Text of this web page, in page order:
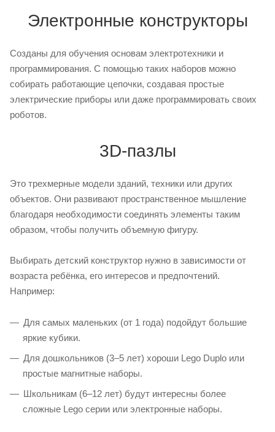
Электронные конструкторы
Созданы для обучения основам электротехники и
программирования. С помощью таких наборов можно
собирать работающие цепочки, создавая простые
электрические приборы или даже программировать своих
роботов.
3D-пазлы
Это трехмерные модели зданий, техники или других
объектов. Они развивают пространственное мышление
благодаря необходимости соединять элементы таким
образом, чтобы получить объемную фигуру.
Выбирать детский конструктор нужно в зависимости от
возраста ребёнка, его интересов и предпочтений.
Например:
Для самых маленьких (от 1 года) подойдут большие
яркие кубики.
Для дошкольников (3–5 лет) хороши Lego Duplo или
простые магнитные наборы.
Школьникам (6–12 лет) будут интересны более
сложные Lego серии или электронные наборы.